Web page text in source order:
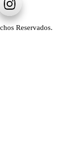
Reservados.